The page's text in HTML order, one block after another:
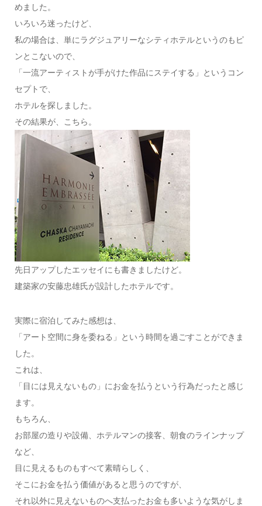
めました。
いろいろ迷ったけど、
私の場合は、単にラグジュアリーなシティホテルというのもピ
ンとこないので、
「一流アーティストが手がけた作品にステイする」というコン
セプトで、
ホテルを探しました。
その結果が、こちら。
先日アップしたエッセイにも書きましたけど。
建築家の安藤忠雄氏が設計したホテルです。
実際に宿泊してみた感想は、
「アート空間に身を委ねる」という時間を過ごすことができま
した。
これは、
「目には見えないもの」にお金を払うという行為だったと感じ
ます。
もちろん、
お部屋の造りや設備、ホテルマンの接客、朝食のラインナップ
など、
目に見えるものもすべて素晴らしく、
そこにお金を払う価値があると思うのですが、
それ以外に見えないものへ支払ったお金も多いような気がしま